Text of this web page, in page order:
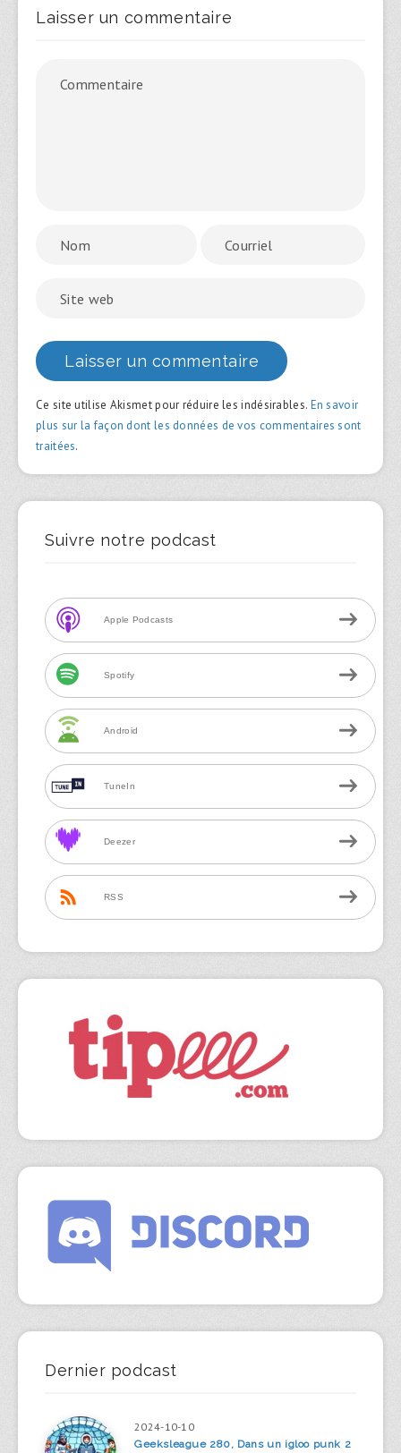
Laisser un commentaire
Ce site utilise Akismet pour réduire les indésirables. En savoir
plus sur la façon dont les données de vos commentaires sont
traitées.
Suivre notre podcast
Apple Podcasts
Spotify
Android
TuneIn
Deezer
RSS
Dernier podcast
2024-10-10
Geeksleague 280, Dans un igloo punk 2